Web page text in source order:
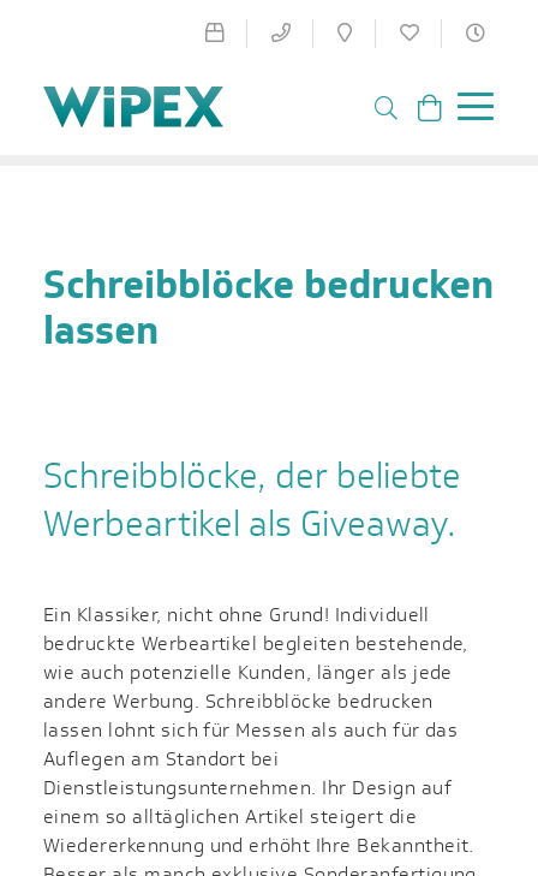
Schreibblöcke bedrucken
lassen
Schreibblöcke, der beliebte
Werbeartikel als Giveaway.
Ein Klassiker, nicht ohne Grund! Individuell
bedruckte Werbeartikel begleiten bestehende,
wie auch potenzielle Kunden, länger als jede
andere Werbung. Schreibblöcke bedrucken
lassen lohnt sich für Messen als auch für das
Auflegen am Standort bei
Dienstleistungsunternehmen. Ihr Design auf
einem so alltäglichen Artikel steigert die
Wiedererkennung und erhöht Ihre Bekanntheit.